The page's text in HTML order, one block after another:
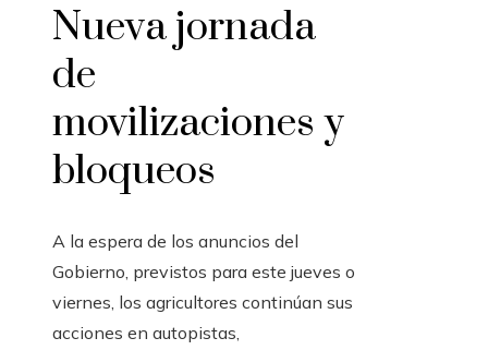
Nueva jornada
de
movilizaciones y
bloqueos
A la espera de los anuncios del
Gobierno, previstos para este jueves o
viernes, los agricultores continúan sus
acciones en autopistas,